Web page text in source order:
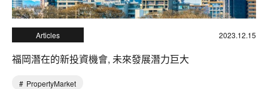
Articles 2023.12.15
福岡潛在的新投資機會, 未來發展潛力巨大
PropertyMarket